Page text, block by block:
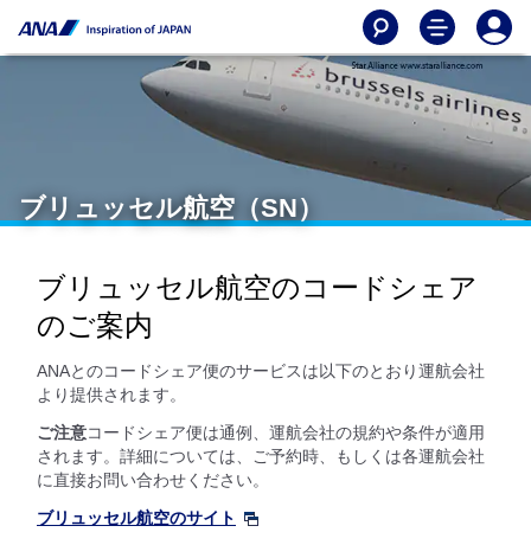
ブリュッセル航空（SN）
ブリュッセル航空のコードシェア
のご案内
ANAとのコードシェア便のサービスは以下のとおり運航会社
より提供されます。
ご注意コードシェア便は通例、運航会社の規約や条件が適用
されます。詳細については、ご予約時、もしくは各運航会社
に直接お問い合わせください。
ブリュッセル航空のサイト